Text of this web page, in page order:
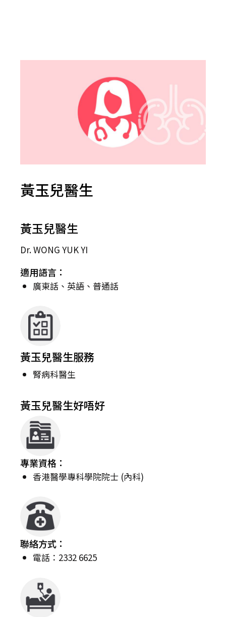
黃玉兒醫生
黃玉兒醫生
Dr. WONG YUK YI
適用語言：
廣東話、英語、普通話
黃玉兒醫生服務
腎病科醫生
黃玉兒醫生好唔好
專業資格：
香港醫學專科學院院士 (內科)
聯絡方式：
電話：2332 6625